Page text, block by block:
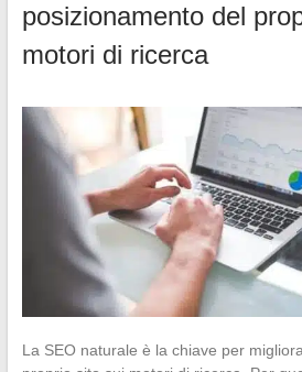
posizionamento del
motori di ricerca
La SEO naturale è la chiave per